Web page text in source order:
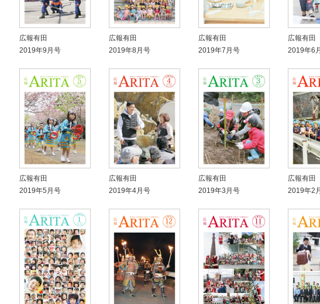
広報有田
2019年9月号
広報有田
2019年8月号
広報有田
2019年7月号
広報有田
2019年6
広報有田
2019年5月号
広報有田
2019年4月号
広報有田
2019年3月号
広報有田
2019年2